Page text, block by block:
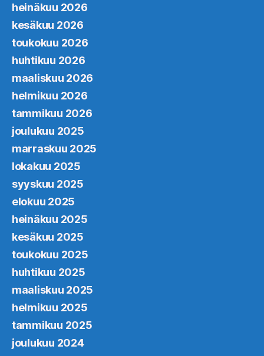
heinäkuu 2026
kesäkuu 2026
toukokuu 2026
huhtikuu 2026
maaliskuu 2026
helmikuu 2026
tammikuu 2026
joulukuu 2025
marraskuu 2025
lokakuu 2025
syyskuu 2025
elokuu 2025
heinäkuu 2025
kesäkuu 2025
toukokuu 2025
huhtikuu 2025
maaliskuu 2025
helmikuu 2025
tammikuu 2025
joulukuu 2024